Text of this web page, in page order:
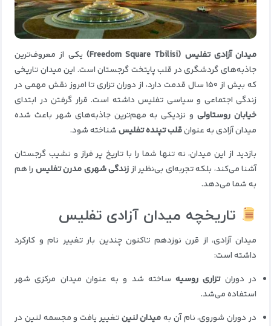
میدان آزادی تفلیس (Freedom Square Tbilisi)
یکی از معروف‌ترین
جاذبه‌های گردشگری در قلب پایتخت گرجستان است. این میدان تاریخی
که بیش از ۱۵۰ سال قدمت دارد، از دوران تزاری تا امروز نقش مهمی در
زندگی اجتماعی و سیاسی تفلیس داشته است. قرار گرفتن در ابتدای
خیابان روستاولیو نزدیکی به مهم‌ترین جاذبه‌های شهر باعث شده
میدان آزادی به عنوانقلب تپنده تفلیسشناخته شود.
بازدید از این میدان، نه تنها شما را با تاریخ پر فراز و نشیب گرجستان
آشنا می‌کند، بلکه تجربه‌ای بی‌نظیر اززندگی شهری مدرن تفلیس را هم
به شما می‌دهد.
تاریخچه میدان آزادی تفلیس
میدان آزادی، از قرن نوزدهم تاکنون چندین بار تغییر نام و کارکرد
داشته است:
در دورانتزاری روسیهساخته شد و به عنوان میدان مرکزی شهر
استفاده می‌شد.
در دوران شوروی، نام آن بهمیدان لنینتغییر یافت و مجسمه لنین در